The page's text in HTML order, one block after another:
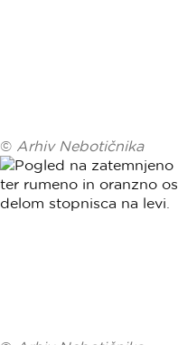
© Arhiv Nebotičnika